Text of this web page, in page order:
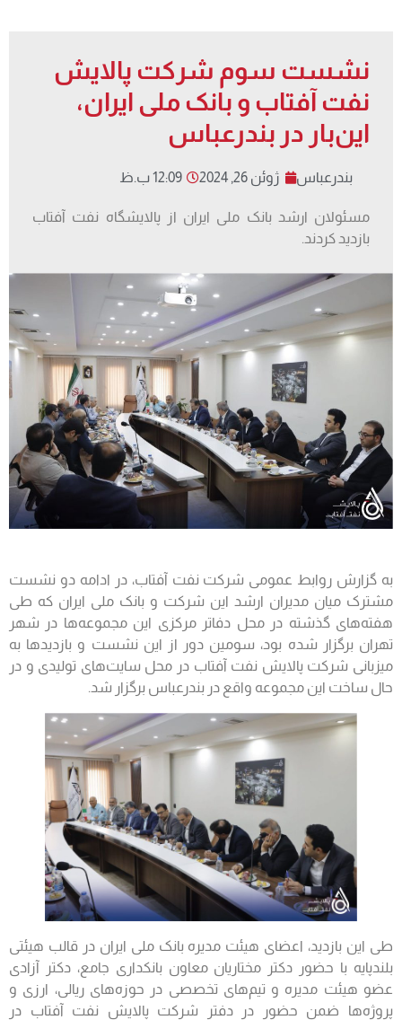
نشست سوم شرکت پالایش
نفت آفتاب و بانک ملی ایران،
این‌بار در بندرعباس
بندرعباس ژوئن 26, 2024 12:09 ب.ظ
مسئولان ارشد بانک ملی ایران از پالایشگاه نفت آفتاب
بازدید کردند.
به گزارش روابط عمومی شرکت نفت آفتاب، در ادامه دو نشست
مشترک میان مدیران ارشد این شرکت و بانک ملی ایران که طی
هفته‌های گذشته در محل دفاتر مرکزی این مجموعه‌ها در شهر
تهران برگزار شده بود، سومین دور از این نشست و بازدیدها به
میزبانی شرکت پالایش نفت آفتاب در محل سایت‌های تولیدی و در
حال ساخت این مجموعه واقع در بندرعباس برگزار شد.
طی این بازدید، اعضای هیئت مدیره بانک ملی ایران در قالب هیئتی
بلندپایه با حضور دکتر مختاریان معاون بانکداری جامع، دکتر آزادی
عضو هیئت مدیره و تیم‌های تخصصی در حوزه‌های ریالی، ارزی و
پروژه‌ها ضمن حضور در دفتر شرکت پالایش نفت آفتاب در